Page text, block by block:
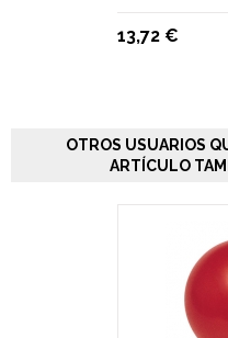
13,72 €
OTROS USUARIOS
ARTÍCULO